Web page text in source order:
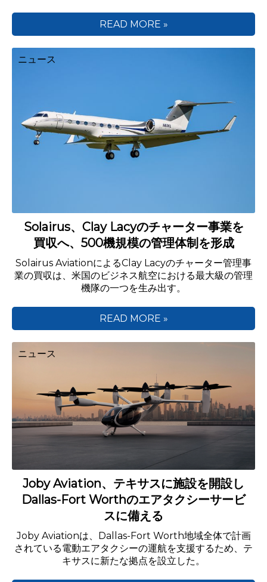
READ MORE »
Solairus、Clay Lacyのチャーター事業を
買収へ、500機規模の管理体制を形成
Solairus AviationによるClay Lacyのチャーター管理事
業の買収は、米国のビジネス航空における最大級の管理
機隊の一つを生み出す。
ニュース
READ MORE »
Joby Aviation、テキサスに施設を開設し
Dallas-Fort Worthのエアタクシーサービ
スに備える
Joby Aviationは、Dallas-Fort Worth地域全体で計画
されている電動エアタクシーの運航を支援するため、テ
キサスに新たな拠点を設立した。
ニュース